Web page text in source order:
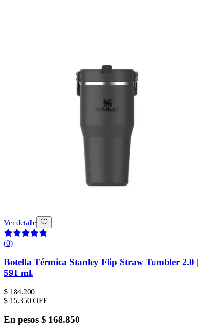
Ver detalle
(0)
Botella Térmica Stanley Flip Straw Tumbler 2.0 |
591 ml.
$ 184.200
$ 15.350 OFF
En pesos $ 168.850